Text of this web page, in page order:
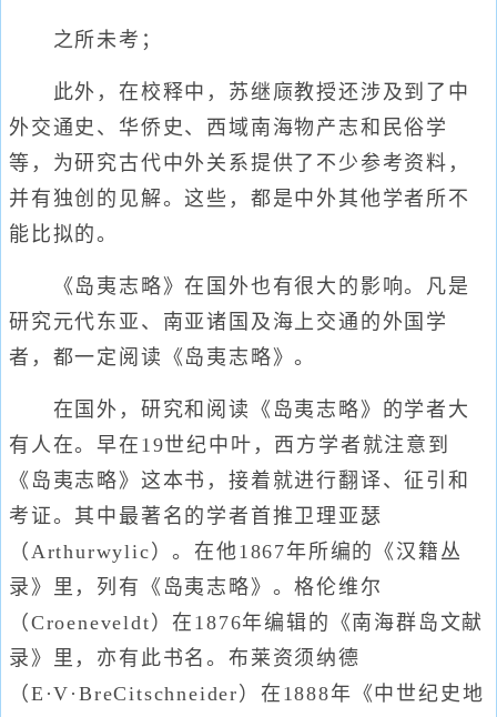
之所未考；
此外，在校释中，苏继庼教授还涉及到了中
外交通史、华侨史、西域南海物产志和民俗学
等，为研究古代中外关系提供了不少参考资料，
并有独创的见解。这些，都是中外其他学者所不
能比拟的。
《岛夷志略》在国外也有很大的影响。凡是
研究元代东亚、南亚诸国及海上交通的外国学
者，都一定阅读《岛夷志略》。
在国外，研究和阅读《岛夷志略》的学者大
有人在。早在19世纪中叶，西方学者就注意到
《岛夷志略》这本书，接着就进行翻译、征引和
考证。其中最著名的学者首推卫理亚瑟
（Arthurwylic）。在他1867年所编的《汉籍丛
录》里，列有《岛夷志略》。格伦维尔
（Croeneveldt）在1876年编辑的《南海群岛文献
录》里，亦有此书名。布莱资须纳德
（E·V·BreCitschneider）在1888年《中世纪史地